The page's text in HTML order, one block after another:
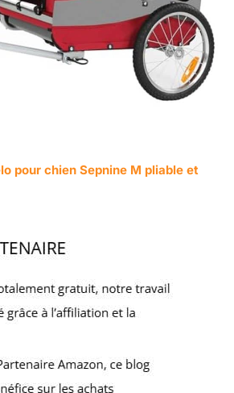
pour chien Sepnine M pliable et